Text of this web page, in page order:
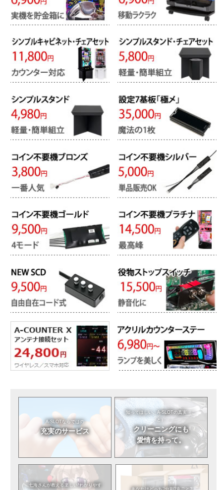
A-SLOTならではの
充実のサービス
知ってほしい。A-SLOTの真実（こ
と）
クリーニングにも
愛情を持って。
七海さんが教える楽しい!わかりやす
あなたはどっち?分割?丸ごと?